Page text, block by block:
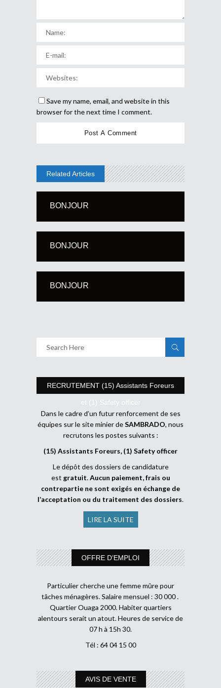
Save my name, email, and website in this
browser for the next time I comment.
Related Articles
BONJOUR
BONJOUR
BONJOUR
RECRUTEMENT (15) Assistants Foreurs
et (1) Safety officer
Dans le cadre d’un futur renforcement de ses
équipes sur le site minier deSAMBRADO, nous
recrutons les postes suivants :
(15) Assistants Foreurs, (1) Safety officer
Le dépôt des dossiers de candidature
est gratuit.Aucun paiement, frais ou
contrepartie ne sont exigés en échange de
l’acceptation ou du traitement des dossiers.
LIRE LA SUITE
OFFRE D’EMPLOI
Particulier cherche une femme mûre pour
tâches ménagères. Salaire mensuel : 30 000 .
Quartier Ouaga 2000. Habiter quartiers
alentours serait un atout. Heures de service de
07 h à 15h 30.
Tél : 64 04 15 00
AVIS DE VENTE